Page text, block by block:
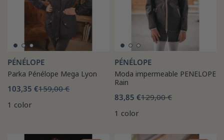
PÉNÉLOPE
Parka Pénélope Mega Lyon
103,35 €159,00 €
1 color
PÉNÉLOPE
Moda impermeable PENELOPE
Rain
83,85 €129,00 €
1 color